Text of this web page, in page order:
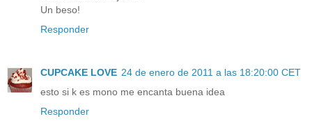
Un beso!
Responder
CUPCAKE LOVE 24 de enero de 2011 a las 18:20:00 CET
esto si k es mono me encanta buena idea
Responder